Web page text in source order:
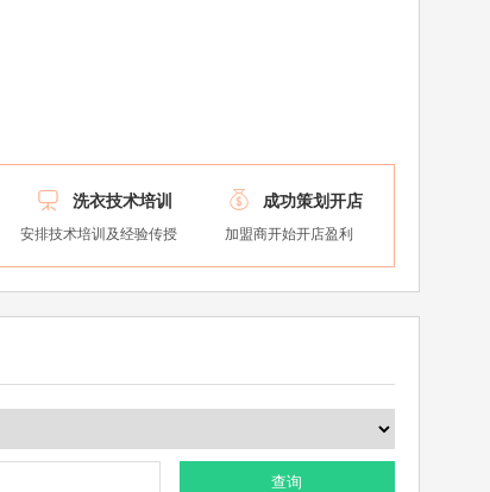
 洗衣技术培训
安排技术培训及经验传授
 成功策划开店
加盟商开始开店盈利
查询